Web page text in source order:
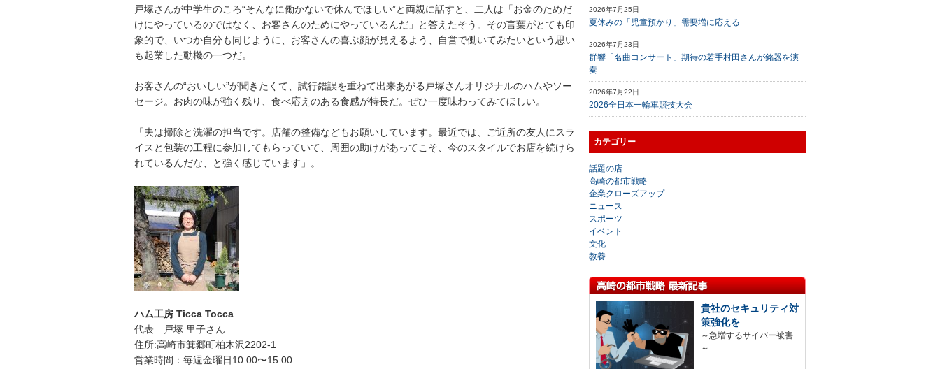
戸塚さんが中学生のころ“そんなに働かないで休んでほしい”と両親に話すと、二人は「お金のためだ
けにやっているのではなく、お客さんのためにやっているんだ」と答えたそう。その言葉がとても印
象的で、いつか自分も同じように、お客さんの喜ぶ顔が見えるよう、自営で働いてみたいという思い
も起業した動機の一つだ。
お客さんの“おいしい”が聞きたくて、試行錯誤を重ねて出来あがる戸塚さんオリジナルのハムやソー
セージ。お肉の味が強く残り、食べ応えのある食感が特長だ。ぜひ一度味わってみてほしい。
「夫は掃除と洗濯の担当です。店舗の整備などもお願いしています。最近では、ご近所の友人にスラ
イスと包装の工程に参加してもらっていて、周囲の助けがあってこそ、今のスタイルでお店を続けら
れているんだな、と強く感じています」。
ハム工房 Ticca Tocca
代表 戸塚 里子さん
住所:高崎市箕郷町柏木沢2202-1
営業時間：毎週金曜日10:00〜15:00
2026年7月25日
夏休みの「児童預かり」需要増に応える
2026年7月23日
群響「名曲コンサート」期待の若手村田さんが銘器を演
奏
2026年7月22日
2026全日本一輪車競技大会
カテゴリー
話題の店
高崎の都市戦略
企業クローズアップ
ニュース
スポーツ
イベント
文化
教養
貴社のセキュリティ対
策強化を
～急増するサイバー被害
～